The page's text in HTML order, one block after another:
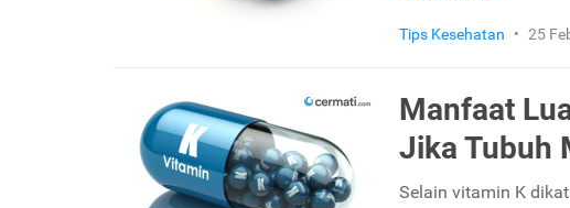
Tips Kesehatan • 25
Manfaat
Jika Tubuh
Selain vitamin K